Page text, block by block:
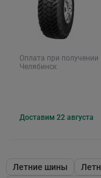
Оплата при получении
Челябинск
Доставим 22 августа
Летние шины